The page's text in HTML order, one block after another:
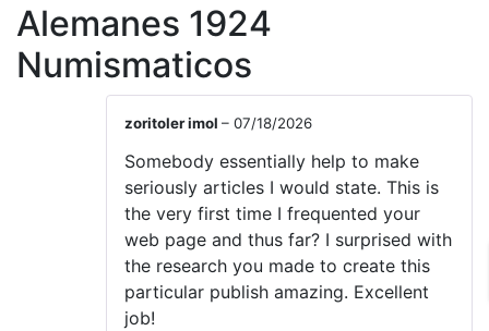
Alemanes 1924
Numismaticos
zoritoler imol – 07/18/2026
Somebody essentially help to make
seriously articles I would state. This is
the very first time I frequented your
web page and thus far? I surprised with
the research you made to create this
particular publish amazing. Excellent
job!